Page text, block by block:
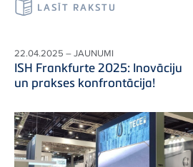
LASĪT RAKSTU
22.04.2025 – JAUNUMI
ISH Frankfurte 2025: Inovāciju
un prakses konfrontācija!